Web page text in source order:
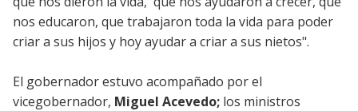
nos educaron, que trabajaron toda la vida para poder
criar a sus hijos y hoy ayudar a criar a sus nietos".
El gobernador estuvo acompañado por el
vicegobernador, Miguel Acevedo; los ministros